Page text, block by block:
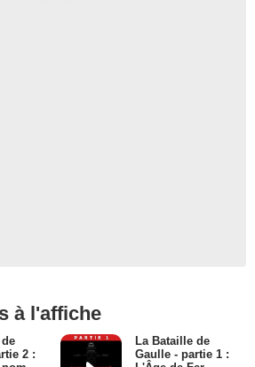
à l'affiche
2 :
La Bataille de
Gaulle - partie 1 :